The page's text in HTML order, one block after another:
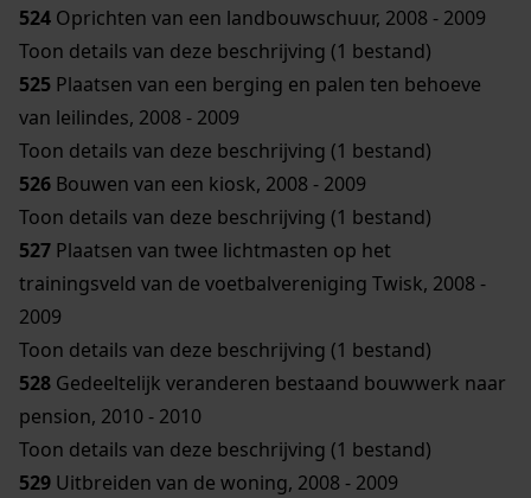
524 Oprichten van een landbouwschuur, 2008 - 2009
Toon details van deze beschrijving (1 bestand)
525 Plaatsen van een berging en palen ten behoeve
van leilindes, 2008 - 2009
Toon details van deze beschrijving (1 bestand)
526 Bouwen van een kiosk, 2008 - 2009
Toon details van deze beschrijving (1 bestand)
527 Plaatsen van twee lichtmasten op het
trainingsveld van de voetbalvereniging Twisk, 2008 -
2009
Toon details van deze beschrijving (1 bestand)
528 Gedeeltelijk veranderen bestaand bouwwerk naar
pension, 2010 - 2010
Toon details van deze beschrijving (1 bestand)
529 Uitbreiden van de woning, 2008 - 2009